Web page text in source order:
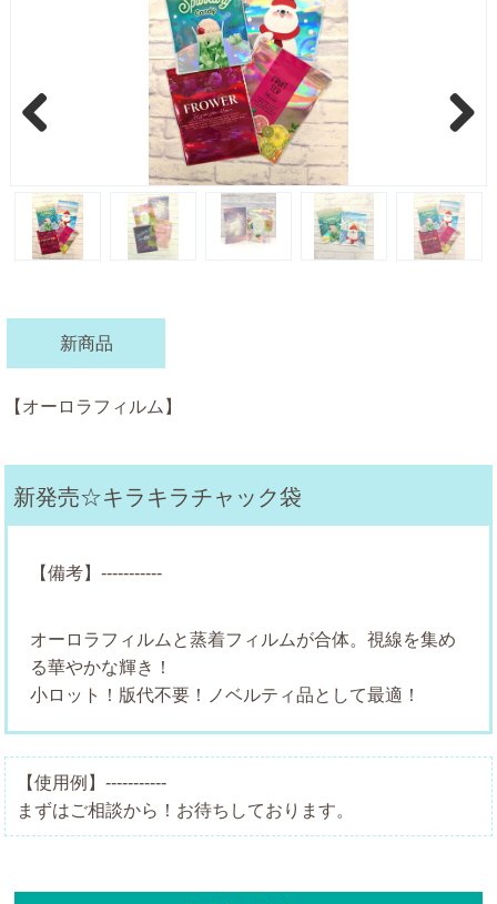
新商品
【オーロラフィルム】
新発売☆キラキラチャック袋
【備考】-----------
オーロラフィルムと蒸着フィルムが合体。視線を集め
る華やかな輝き！
小ロット！版代不要！ノベルティ品として最適！
【使用例】-----------
まずはご相談から！お待ちしております。